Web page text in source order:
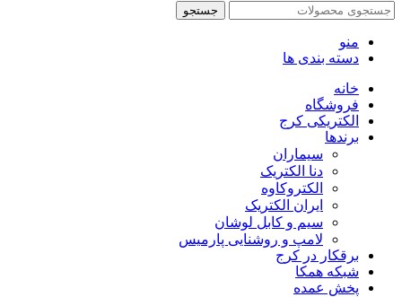
جستجو
منو
دسته بندی ها
خانه
فروشگاه
الکتریکی کرج
برندها
سیماران
دنا الکتریک
الکتروکاوه
ایران الکتریک
سیم و کابل لوشان
لامپ و روشنایی پارمیس
برقکار در کرج
شبکه همکا
پخش عمده